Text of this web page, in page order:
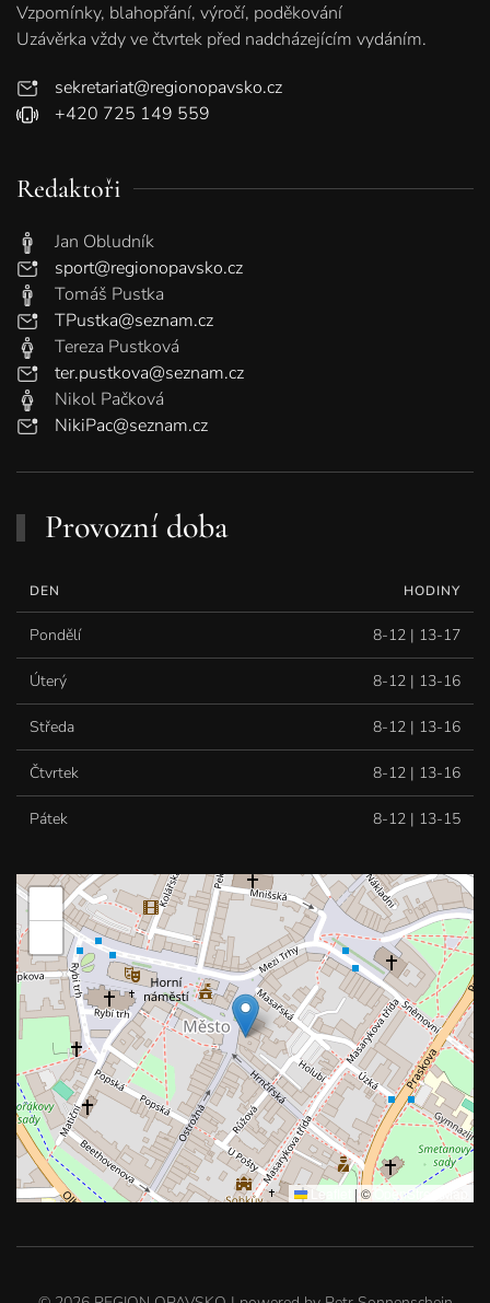
Vzpomínky, blahopřání, výročí, poděkování
Uzávěrka vždy ve čtvrtek před nadcházejícím vydáním.
sekretariat@regionopavsko.cz
+420 725 149 559
Redaktoři
Jan Obludník
sport@regionopavsko.cz
Tomáš Pustka
TPustka@seznam.cz
Tereza Pustková
ter.pustkova@seznam.cz
Nikol Pačková
NikiPac@seznam.cz
Provozní doba
DEN HODINY
Pondělí 8-12 | 13-17
Úterý 8-12 | 13-16
Středa 8-12 | 13-16
Čtvrtek 8-12 | 13-16
Pátek 8-12 | 13-15
Leaflet | © OpenStreetMap